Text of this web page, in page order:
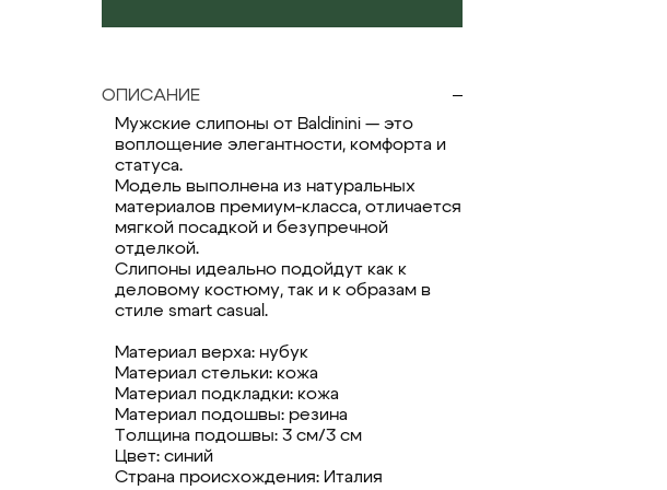
ОПИСАНИЕ
Мужские слипоны от Baldinini — это
воплощение элегантности, комфорта и
статуса.
Модель выполнена из натуральных
материалов премиум-класса, отличается
мягкой посадкой и безупречной
отделкой.
Слипоны идеально подойдут как к
деловому костюму, так и к образам в
стиле smart casual.
Материал верха: нубук
Материал стельки: кожа
Материал подкладки: кожа
Материал подошвы: резина
Толщина подошвы: 3 см/3 см
Цвет: синий
Страна происхождения: Италия